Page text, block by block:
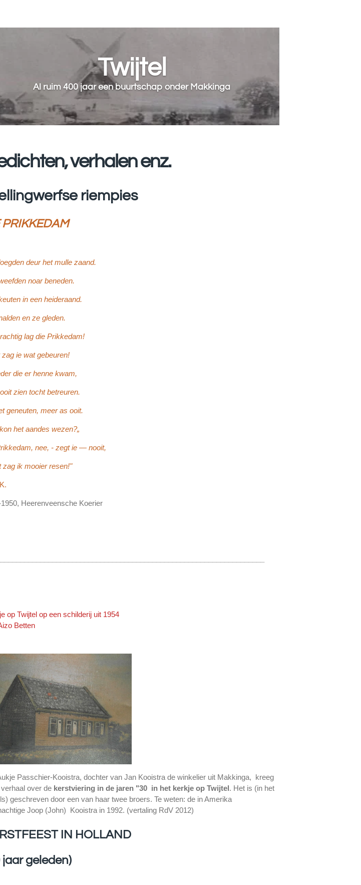
Twijtel
Al ruim 400 jaar een buurtschap onder Makkinga
verhalen enz.
riempies
PRIKKEDAM
deur het mulle zaand.
noar beneden.
in een heideraand.
en ze gleden.
lag die Prikkedam!
zag ie wat gebeuren!
die er henne kwam,
zien tocht betreuren.
geneuten, meer as ooit.
het aandes wezen?„
nee, - zegt ie — nooit,
zag ik mooier resen!"
Heerenveensche Koerier
op Twijtel op een schilderij uit 1954
Betten
Passchier-Kooistra, dochter van Jan Kooistra de winkelier uit Makkinga, kreeg
over de kerstviering in de jaren "30 in het kerkje op Twijtel. Het is (in het
geschreven door een van haar twee broers. Te weten: de in Amerika
Joop (John) Kooistra in 1992. (vertaling RdV 2012)
IN HOLLAND
jaar geleden)